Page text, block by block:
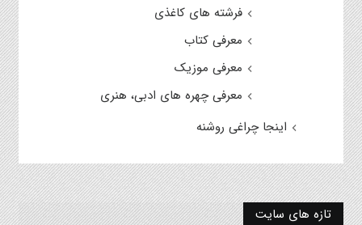
فرشته های کاغذی
معرفی کتاب
معرفی موزیک
معرفی چهره های ادبی، هنری
اینجا چراغی روشنه
تازه های سایت